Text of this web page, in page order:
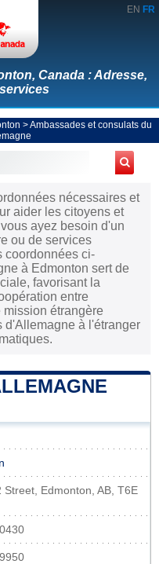
EN FR
Canada : Adresse,
>Ambassades et consulats du
nécessaires et
aider les citoyens et
ayez besoin d'un
ou de services
coordonnées ci-
à Edmonton sert de
favorisant la
entre
mission étrangère
d'Allemagne à l'étranger
Street, Edmonton, AB, T6E